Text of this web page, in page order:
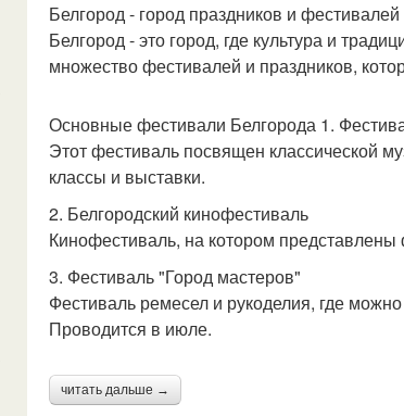
Белгород - город праздников и фестивалей
Белгород - это город, где культура и
множество фестивалей и праздников,
Основные фестивали Белгорода 1.
Этот фестиваль посвящен классической
классы и выставки.
2. Белгородский кинофестиваль
Кинофестиваль, на котором
3. Фестиваль "Город мастеров"
Фестиваль ремесел и рукоделия, где
Проводится в июле.
читать дальше →